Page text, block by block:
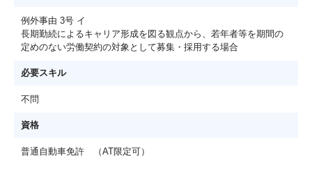
例外事由 3号 イ
長期勤続によるキャリア形成を図る観点から、若年者等を期間の
定めのない労働契約の対象として募集・採用する場合
必要スキル
不問
資格
普通自動車免許 （AT限定可）